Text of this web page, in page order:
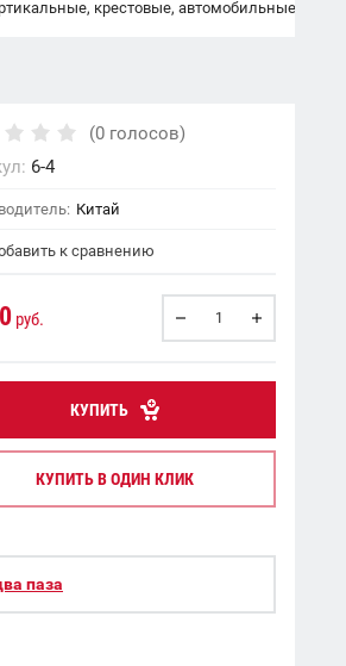
крестовые, автомобильные)
(0 голосов)
6-4
Китай
к сравнению
руб.
КУПИТЬ
КУПИТЬ В ОДИН КЛИК
паза